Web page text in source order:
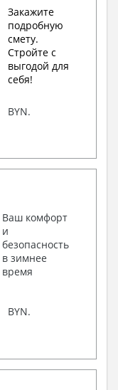
Закажите
подробную
смету.
Стройте с
выгодой для
себя!
BYN.
Ваш комфорт
и
безопасность
в зимнее
время
BYN.